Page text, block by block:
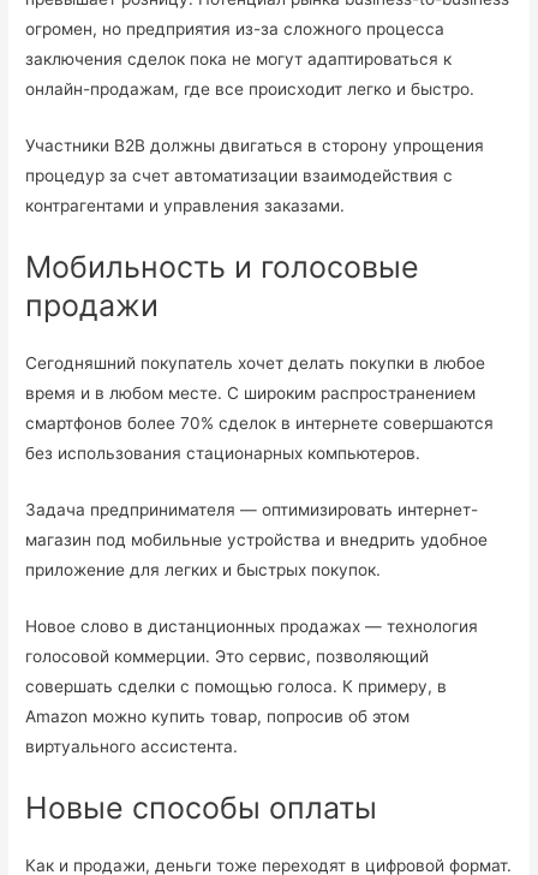
огромен, но предприятия из-за сложного процесса
заключения сделок пока не могут адаптироваться к
онлайн-продажам, где все происходит легко и быстро.
Участники B2B должны двигаться в сторону упрощения
процедур за счет автоматизации взаимодействия с
контрагентами и управления заказами.
Мобильность и голосовые
продажи
Сегодняшний покупатель хочет делать покупки в любое
время и в любом месте. С широким распространением
смартфонов более 70% сделок в интернете совершаются
без использования стационарных компьютеров.
Задача предпринимателя — оптимизировать интернет-
магазин под мобильные устройства и внедрить удобное
приложение для легких и быстрых покупок.
Новое слово в дистанционных продажах — технология
голосовой коммерции. Это сервис, позволяющий
совершать сделки с помощью голоса. К примеру, в
Amazon можно купить товар, попросив об этом
виртуального ассистента.
Новые способы оплаты
Как и продажи, деньги тоже переходят в цифровой формат.